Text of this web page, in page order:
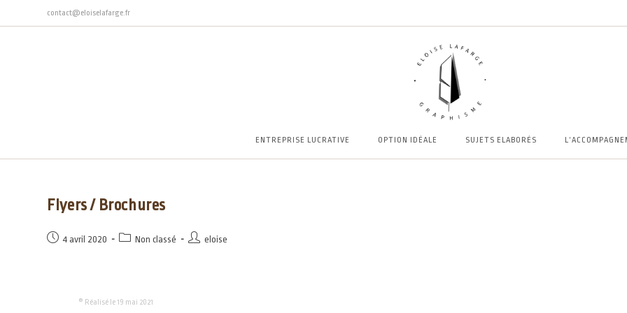
contact@eloiselafarge.fr
ENTREPRISE LUCRATIVE OPTION IDÉALE SUJETS ELABORÉS
Flyers / Brochures
4 avril 2020 Non classé eloise
® Réalisé le 19 mai 2021